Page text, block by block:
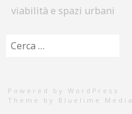
viabilità e spazi urbani
Ricerca per:
Powered by WordPress
Theme by Bluelime Media